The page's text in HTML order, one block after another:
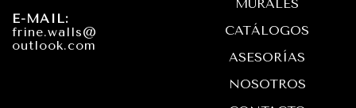
p
p
E-MAIL:
frine.walls@
outlook.com
MURALES
CATÁLOGOS
ASESORÍAS
NOSOTROS